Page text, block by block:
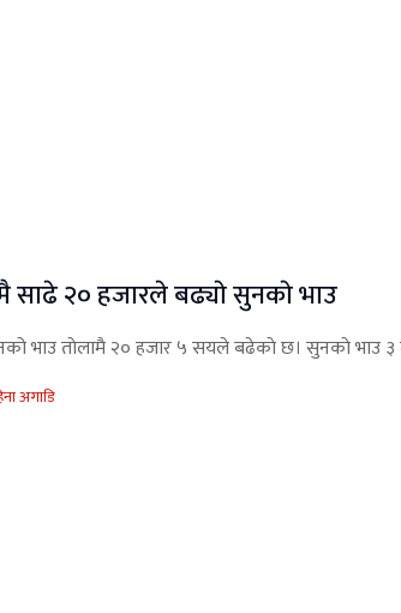
साढे २० हजारले बढ्याे सुनकाे भाउ
भाउ ताेलामै २० हजार ५ सयले बढेकाे छ। सुनकाे भाउ
अगाडि